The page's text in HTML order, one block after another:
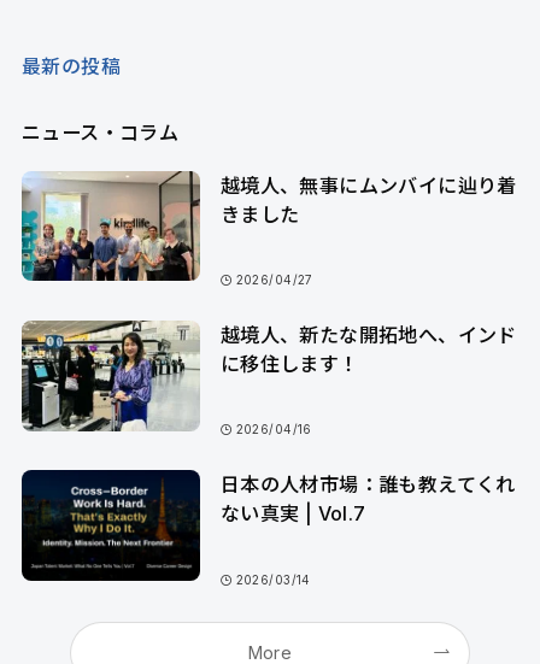
最新の投稿
ニュース・コラム
越境人、無事にムンバイに辿り着
きました
2026/04/27
越境人、新たな開拓地へ、インド
に移住します！
2026/04/16
日本の人材市場：誰も教えてくれ
ない真実 | Vol.7
2026/03/14
More